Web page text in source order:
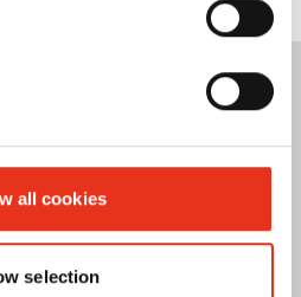
all cookies
selection